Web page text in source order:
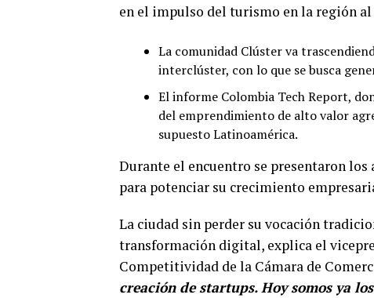
en el impulso del turismo en la región al
La comunidad Clúster va
interclúster, con lo que se busca
El informe Colombia Tech Report,
del emprendimiento de alto valor
supuesto Latinoamérica.
Durante el encuentro se presentaron
para potenciar su crecimiento
La ciudad sin perder su vocación
transformación digital, explica el
Competitividad de la Cámara de
creación de startups. Hoy somos ya